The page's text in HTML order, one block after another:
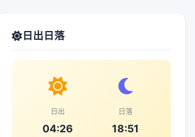
日出日落
日出
04:26
日落
18:51